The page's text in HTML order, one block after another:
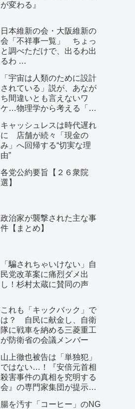
が変わる』
日本維新の会・大阪維新の
会「不祥事一覧」 ちょっ
と調べただけで、出るわ出
るわ …
「宇宙は人類のために設計
されている」説が、あなが
ち間違いとも言えないワ
ケ…物理学から考える「こ
キャッシュレスは時代遅れ
に 店舗が続々「現金の
み」へ回帰する“切実な理
由”
各党公約要旨【２６衆院
選】
政治家が襲撃された主な事
件【まとめ】
「騙されちゃいけない」自
民党改革案に痛烈ダメ出
し！杉村太蔵に賛同の声
これも「キックバック」で
は？ 自民に献金し、自衛
隊に戦車を納める三菱重工
が防衛省の会議メンバー
山上徹也被告は「単独犯」
ではない…！『安倍元首相
殺害事件の真相を究明する
会』の専門家集団が提示し
腸を汚す「コーヒー」のNG